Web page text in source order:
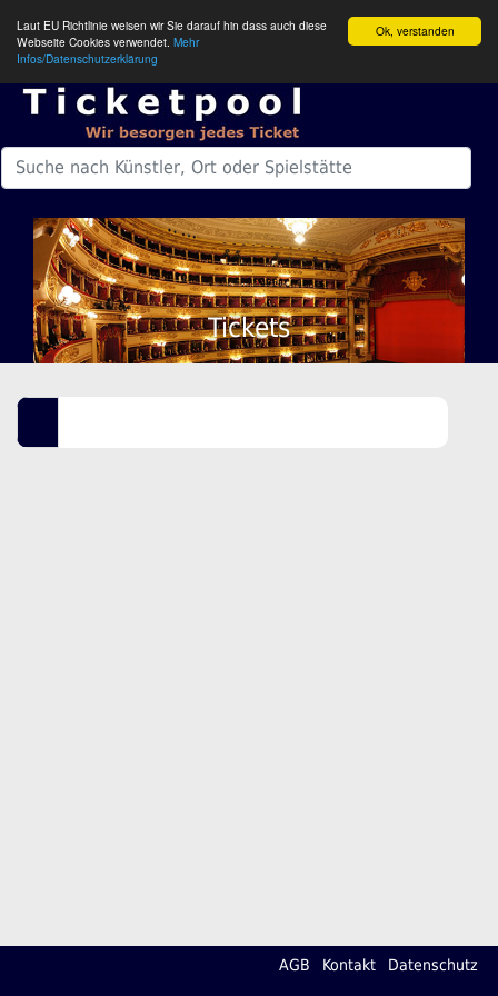
Ok, verstanden
Laut EU Richtlinie weisen wir Sie darauf hin dass auch diese
Webseite Cookies verwendet. Mehr
Infos/Datenschutzerklärung
Tickets
AGB Kontakt Datenschutz